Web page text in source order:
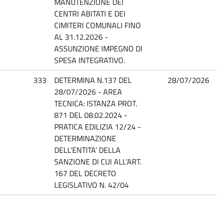
CENTRI ABITATI E DEI
CIMITERI COMUNALI FINO
AL 31.12.2026 -
ASSUNZIONE IMPEGNO DI
SPESA INTEGRATIVO.
333
DETERMINA N.137 DEL
28/07/2026 - AREA
TECNICA: ISTANZA PROT.
871 DEL 08.02.2024 -
PRATICA EDILIZIA 12/24 -
DETERMINAZIONE
DELL’ENTITA’ DELLA
SANZIONE DI CUI ALL’ART.
167 DEL DECRETO
LEGISLATIVO N. 42/04
28/07/2026